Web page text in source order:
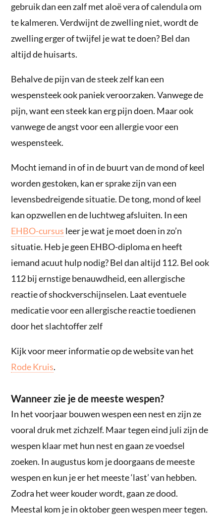
gebruik dan een zalf met aloë vera of calendula om
te kalmeren. Verdwijnt de zwelling niet, wordt de
zwelling erger of twijfel je wat te doen? Bel dan
altijd de huisarts.
Behalve de pijn van de steek zelf kan een
wespensteek ook paniek veroorzaken. Vanwege de
pijn, want een steek kan erg pijn doen. Maar ook
vanwege de angst voor een allergie voor een
wespensteek.
Mocht iemand in of in de buurt van de mond of keel
worden gestoken, kan er sprake zijn van een
levensbedreigende situatie. De tong, mond of keel
kan opzwellen en de luchtweg afsluiten. In een
EHBO-cursus leer je wat je moet doen in zo’n
situatie. Heb je geen EHBO-diploma en heeft
iemand acuut hulp nodig? Bel dan altijd 112. Bel ook
112 bij ernstige benauwdheid, een allergische
reactie of shockverschijnselen. Laat eventuele
medicatie voor een allergische reactie toedienen
door het slachtoffer zelf
Kijk voor meer informatie op de website van het
Rode Kruis.
Wanneer zie je de meeste wespen?
In het voorjaar bouwen wespen een nest en zijn ze
vooral druk met zichzelf. Maar tegen eind juli zijn de
wespen klaar met hun nest en gaan ze voedsel
zoeken. In augustus kom je doorgaans de meeste
wespen en kun je er het meeste ‘last’ van hebben.
Zodra het weer kouder wordt, gaan ze dood.
Meestal kom je in oktober geen wespen meer tegen.